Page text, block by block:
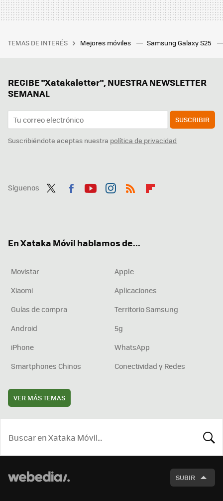
TEMAS DE INTERÉS Mejores móviles Samsung Galaxy S25
RECIBE "Xatakaletter", NUESTRA NEWSLETTER
SEMANAL
SUSCRIBIR
Suscribiéndote aceptas nuestra política de privacidad
Síguenos
En Xataka Móvil hablamos de...
Movistar
Apple
Xiaomi
Aplicaciones
Guías de compra
Territorio Samsung
Android
5g
iPhone
WhatsApp
Smartphones Chinos
Conectividad y Redes
VER MÁS TEMAS
SUBIR